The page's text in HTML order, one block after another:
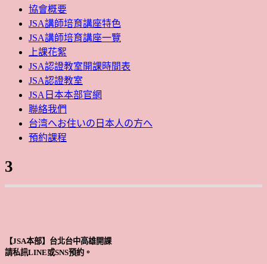
協會概要
JSA講師培育講座特色
JSA講師培育講座一覽
上課花絮
JSA認證教室開課時間表
JSA認證教室
JSA日本本部官網
聯絡我們
台湾へお住いの日本人の方へ
預約課程
3
【JSA本部】台北台中高雄開課
請私訊LINE或SNS預約。